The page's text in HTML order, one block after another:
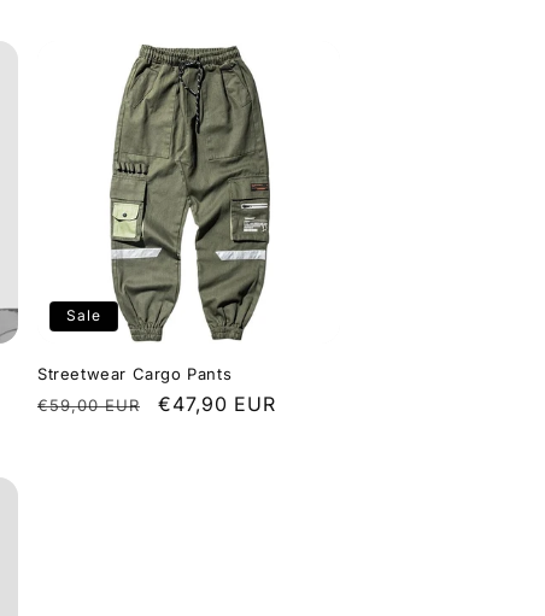
Sale
Streetwear Cargo Pants
Regular
€59,00 EUR
Sale
€47,90 EUR